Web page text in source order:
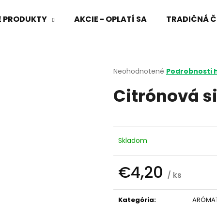
PRODUKTY AKCIE - OPLATÍ SA TRADIČNÁ
Priemerné
produktu
je
5
hviezdičiek.
Neohodnotené Podrobnosti
Citrónová
Skladom
€4,20 / ks
cena:
Kategória:
HĽADAŤ